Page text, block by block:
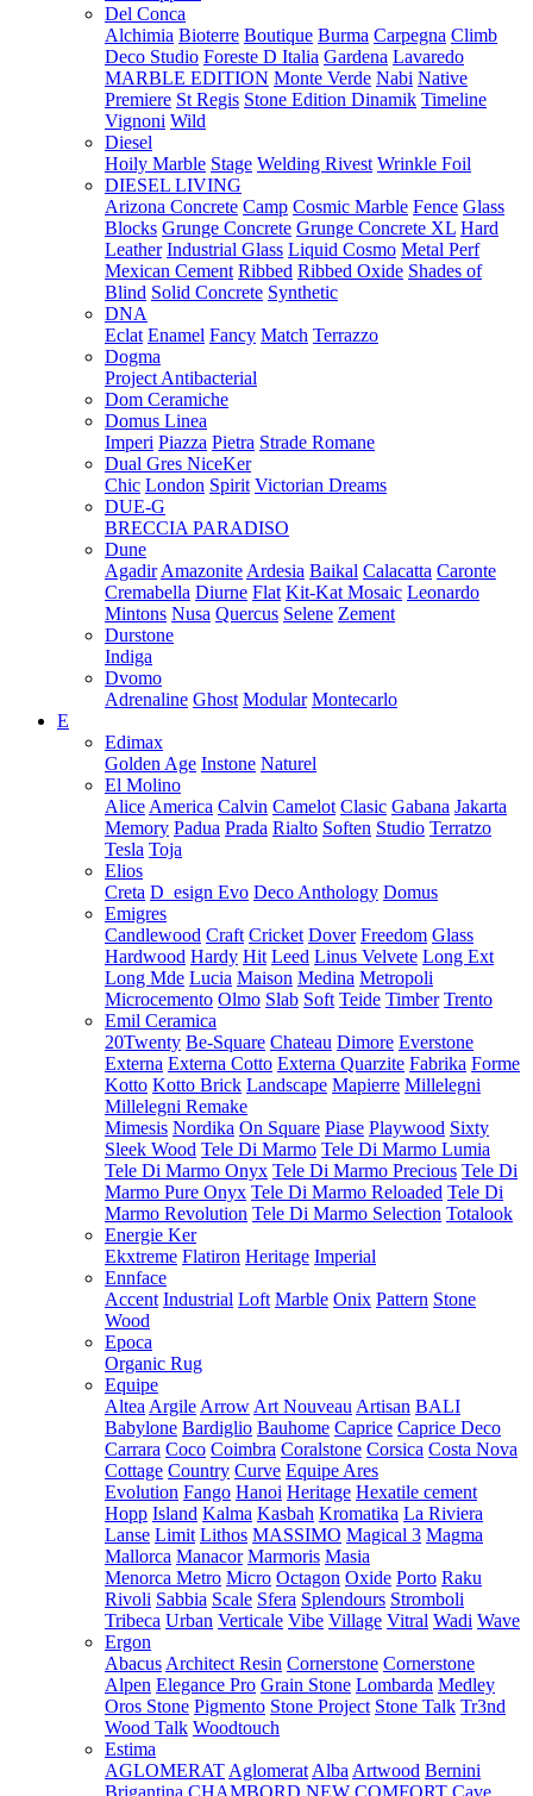
Del Conca
Alchimia Bioterre Boutique Burma Carpegna Climb
Deco Studio Foreste D Italia Gardena Lavaredo
MARBLE EDITION Monte Verde Nabi Native
Premiere St Regis Stone Edition Dinamik Timeline
Vignoni Wild
Diesel
Hoily Marble Stage Welding Rivest Wrinkle Foil
DIESEL LIVING
Arizona Concrete Camp Cosmic Marble Fence Glass
Blocks Grunge Concrete Grunge Concrete XL Hard
Leather Industrial Glass Liquid Cosmo Metal Perf
Mexican Cement Ribbed Ribbed Oxide Shades of
Blind Solid Concrete Synthetic
DNA
Eclat Enamel Fancy Match Terrazzo
Dogma
Project Antibacterial
Dom Ceramiche
Domus Linea
Imperi Piazza Pietra Strade Romane
Dual Gres NiceKer
Chic London Spirit Victorian Dreams
DUE-G
BRECCIA PARADISO
Dune
Agadir Amazonite Ardesia Baikal Calacatta Caronte
Cremabella Diurne Flat Kit-Kat Mosaic Leonardo
Mintons Nusa Quercus Selene Zement
Durstone
Indiga
Dvomo
Adrenaline Ghost Modular Montecarlo
E
Edimax
Golden Age Instone Naturel
El Molino
Alice America Calvin Camelot Clasic Gabana Jakarta
Memory Padua Prada Rialto Soften Studio Terratzo
Tesla Toja
Elios
Creta D_esign Evo Deco Anthology Domus
Emigres
Candlewood Craft Cricket Dover Freedom Glass
Hardwood Hardy Hit Leed Linus Velvete Long Ext
Long Mde Lucia Maison Medina Metropoli
Microcemento Olmo Slab Soft Teide Timber Trento
Emil Ceramica
20Twenty Be-Square Chateau Dimore Everstone
Externa Externa Cotto Externa Quarzite Fabrika Forme
Kotto Kotto Brick Landscape Mapierre Millelegni
Millelegni Remake
Mimesis Nordika On Square Piase Playwood Sixty
Sleek Wood Tele Di Marmo Tele Di Marmo Lumia
Tele Di Marmo Onyx Tele Di Marmo Precious Tele Di
Marmo Pure Onyx Tele Di Marmo Reloaded Tele Di
Marmo Revolution Tele Di Marmo Selection Totalook
Energie Ker
Ekxtreme Flatiron Heritage Imperial
Ennface
Accent Industrial Loft Marble Onix Pattern Stone
Wood
Epoca
Organic Rug
Equipe
Altea Argile Arrow Art Nouveau Artisan BALI
Babylone Bardiglio Bauhome Caprice Caprice Deco
Carrara Coco Coimbra Coralstone Corsica Costa Nova
Cottage Country Curve Equipe Ares
Evolution Fango Hanoi Heritage Hexatile cement
Hopp Island Kalma Kasbah Kromatika La Riviera
Lanse Limit Lithos MASSIMO Magical 3 Magma
Mallorca Manacor Marmoris Masia
Menorca Metro Micro Octagon Oxide Porto Raku
Rivoli Sabbia Scale Sfera Splendours Stromboli
Tribeca Urban Verticale Vibe Village Vitral Wadi Wave
Ergon
Abacus Architect Resin Cornerstone Cornerstone
Alpen Elegance Pro Grain Stone Lombarda Medley
Oros Stone Pigmento Stone Project Stone Talk Tr3nd
Wood Talk Woodtouch
Estima
AGLOMERAT Aglomerat Alba Artwood Bernini